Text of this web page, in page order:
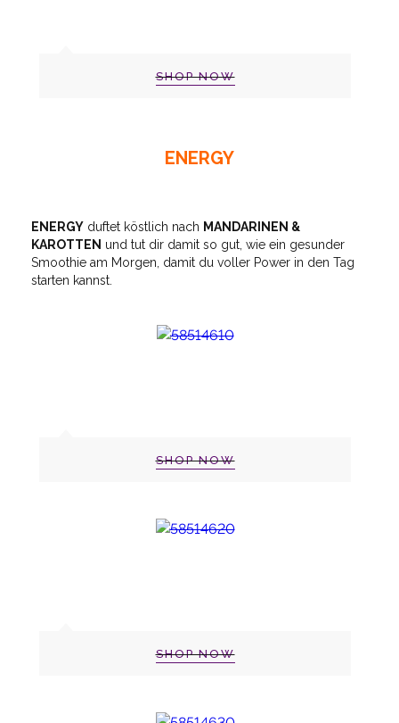
SHOP NOW
ENERGY
ENERGY duftet köstlich nach MANDARINEN &
KAROTTEN und tut dir damit so gut, wie ein gesunder
Smoothie am Morgen, damit du voller Power in den Tag
starten kannst.
SHOP NOW
SHOP NOW